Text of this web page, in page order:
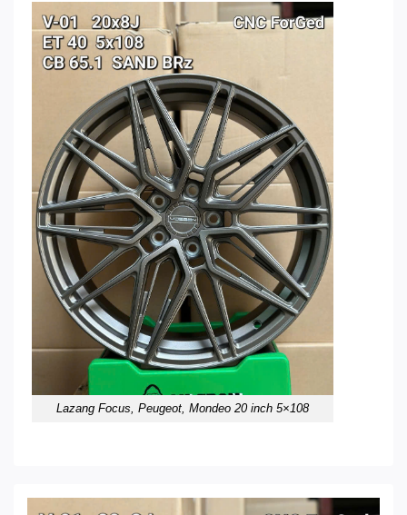
Lazang Focus, Peugeot, Mondeo 20 inch 5×108